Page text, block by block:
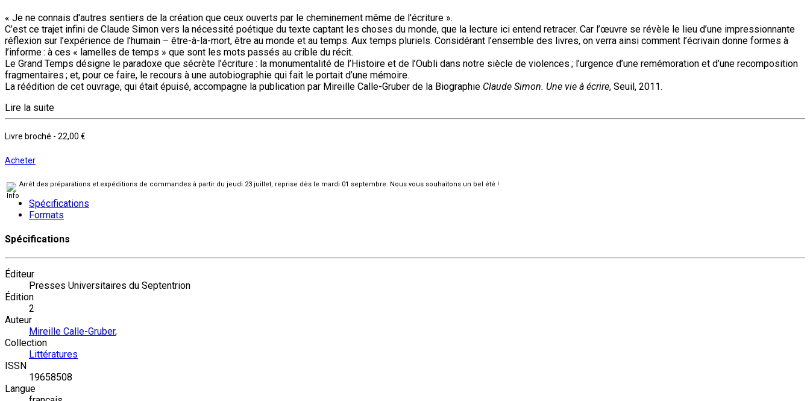
« Je ne connais d'autres sentiers de la création que ceux ouverts par le cheminement même de l'écriture ».
C’est ce trajet infini de Claude Simon vers la nécessité poétique du texte captant les choses du monde, que la lecture ici entend retracer. Car l’œuvre se révèle le lieu d’une impressionnante
réflexion sur l’expérience de l’humain – être-à-la-mort, être au monde et au temps. Aux temps pluriels. Considérant l’ensemble des livres, on verra ainsi comment l’écrivain donne formes à
l’informe : à ces « lamelles de temps » que sont les mots passés au crible du récit.
Le Grand Temps désigne le paradoxe que sécrète l’écriture : la monumentalité de l’Histoire et de l’Oubli dans notre siècle de violences ; l’urgence d’une remémoration et d’une recomposition
fragmentaires ; et, pour ce faire, le recours à une autobiographie qui fait le portait d’une mémoire.
La réédition de cet ouvrage, qui était épuisé, accompagne la publication par Mireille Calle-Gruber de la Biographie Claude Simon. Une vie à écrire, Seuil, 2011.
Lire la suite
Livre broché - 22,00 €
Acheter
Arrêt des préparations et expéditions de commandes à partir du jeudi 23 juillet, reprise dès le mardi 01 septembre. Nous vous souhaitons un bel été !
Spécifications
Formats
Spécifications
Éditeur
Presses Universitaires du Septentrion
Édition
2
Auteur
Mireille Calle-Gruber,
Collection
Littératures
ISSN
19658508
Langue